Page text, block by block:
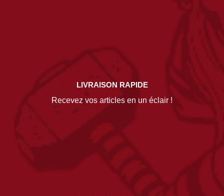
LIVRAISON RAPIDE
Recevez vos articles en un éclair !